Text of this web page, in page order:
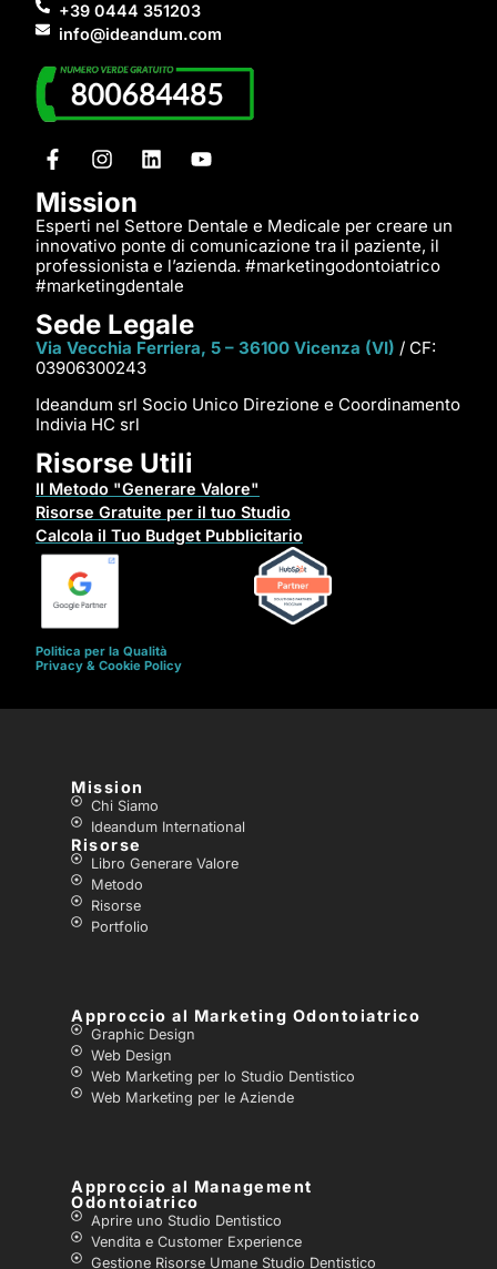
+39 0444 351203
info@ideandum.com
Mission
Esperti nel Settore Dentale e Medicale per creare un
innovativo ponte di comunicazione tra il paziente, il
professionista e l’azienda. #marketingodontoiatrico
#marketingdentale
Sede Legale
Via Vecchia Ferriera, 5 – 36100 Vicenza (VI) / CF:
03906300243
Ideandum srl Socio Unico Direzione e Coordinamento
Indivia HC srl
Risorse Utili
Il Metodo "Generare Valore"
Risorse Gratuite per il tuo Studio
Calcola il Tuo Budget Pubblicitario
Politica per la Qualità
Privacy & Cookie Policy
Mission
Chi Siamo
Ideandum International
Risorse
Libro Generare Valore
Metodo
Risorse
Portfolio
Approccio al Marketing Odontoiatrico
Graphic Design
Web Design
Web Marketing per lo Studio Dentistico
Web Marketing per le Aziende
Approccio al Management
Odontoiatrico
Aprire uno Studio Dentistico
Vendita e Customer Experience
Gestione Risorse Umane Studio Dentistico